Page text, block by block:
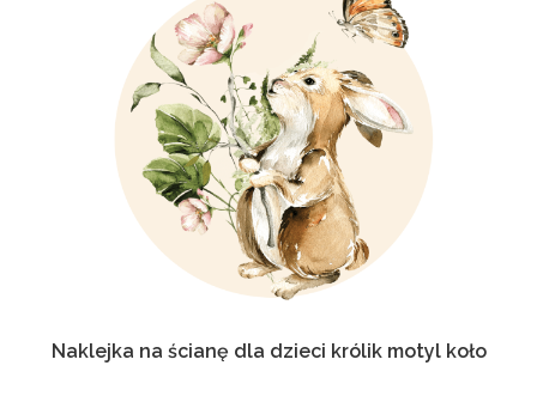
Naklejka na ścianę dla dzieci królik motyl koło